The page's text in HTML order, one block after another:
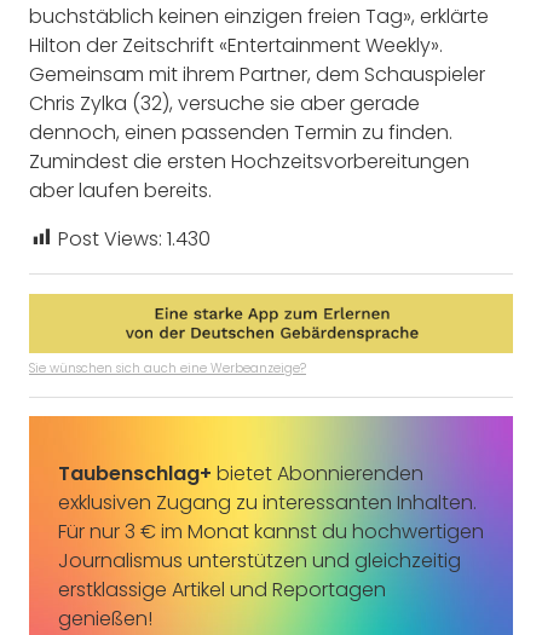
buchstäblich keinen einzigen freien Tag», erklärte
Hilton der Zeitschrift «Entertainment Weekly».
Gemeinsam mit ihrem Partner, dem Schauspieler
Chris Zylka (32), versuche sie aber gerade
dennoch, einen passenden Termin zu finden.
Zumindest die ersten Hochzeitsvorbereitungen
aber laufen bereits.
Post Views: 1.430
Sie wünschen sich auch eine Werbeanzeige?
Taubenschlag+ bietet Abonnierenden
exklusiven Zugang zu interessanten Inhalten.
Für nur 3 € im Monat kannst du hochwertigen
Journalismus unterstützen und gleichzeitig
erstklassige Artikel und Reportagen
genießen!